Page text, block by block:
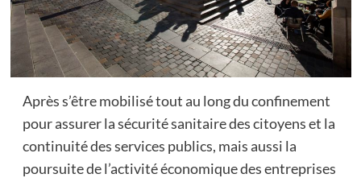
Après s’être mobilisé tout au long du confinement
pour assurer la sécurité sanitaire des citoyens et la
continuité des services publics, mais aussi la
poursuite de l’activité économique des entreprises